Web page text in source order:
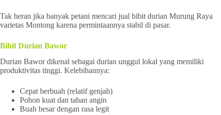
Tak heran jika banyak petani mencari jual bibit durian Murung Raya
varietas Montong karena permintaannya stabil di pasar.
Bibit Durian Bawor
Durian Bawor dikenal sebagai durian unggul lokal yang memiliki
produktivitas tinggi. Kelebihannya:
Cepat berbuah (relatif genjah)
Pohon kuat dan tahan angin
Buah besar dengan rasa legit